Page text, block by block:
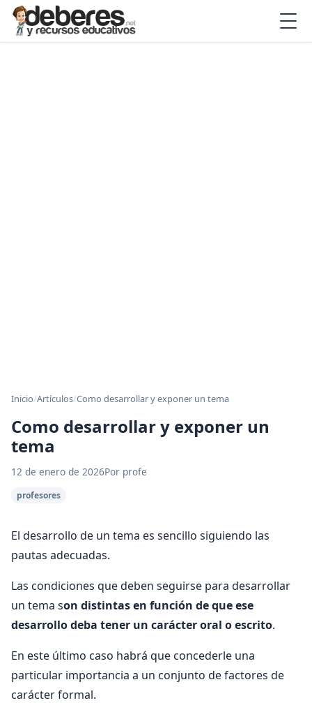
Inicio/Artículos/Como desarrollar y exponer un tema
Como desarrollar y exponer un
tema
12 de enero de 2026Por profe
profesores
El desarrollo de un tema es sencillo siguiendo las
pautas adecuadas.
Las condiciones que deben seguirse para desarrollar
un tema son distintas en función de que ese
desarrollo deba tener un carácter oral o escrito.
En este último caso habrá que concederle una
particular importancia a un conjunto de factores de
carácter formal.